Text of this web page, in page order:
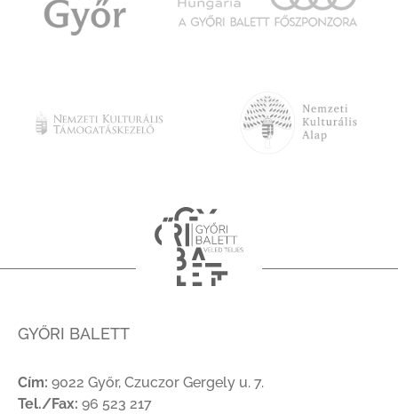
GYŐRI BALETT
Cím: 9022 Győr, Czuczor Gergely u. 7.
Tel./Fax: 96 523 217